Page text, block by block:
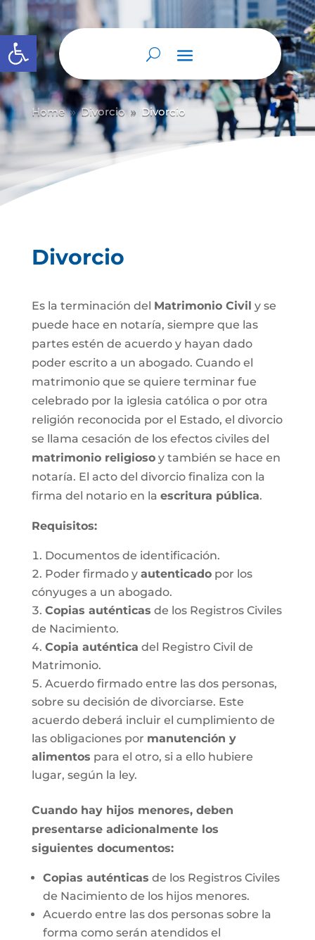
Abrir barra de herramientas
Home 9 Divorcio 9 Divorcio
Divorcio
Es la terminación del Matrimonio Civil y se
puede hace en notaría, siempre que las
partes estén de acuerdo y hayan dado
poder escrito a un abogado. Cuando el
matrimonio que se quiere terminar fue
celebrado por la iglesia católica o por otra
religión reconocida por el Estado, el divorcio
se llama cesación de los efectos civiles del
matrimonio religiosoy también se hace en
notaría. El acto del divorcio finaliza con la
firma del notario en la escritura pública.
Requisitos:
Documentos de identificación.
Poder firmado y autenticadopor los
cónyuges a un abogado.
Copias auténticas de los Registros Civiles
de Nacimiento.
Copia auténtica del Registro Civil de
Matrimonio.
Acuerdo firmado entre las dos personas,
sobre su decisión de divorciarse. Este
acuerdo deberá incluir el cumplimiento de
las obligaciones por manutención y
alimentos para el otro, si a ello hubiere
lugar, según la ley.
Cuando hay hijos menores, deben
presentarse adicionalmente los
siguientes documentos:
Copias auténticas de los Registros Civiles
de Nacimiento de los hijos menores.
Acuerdo entre las dos personas sobre la
forma como serán atendidos el